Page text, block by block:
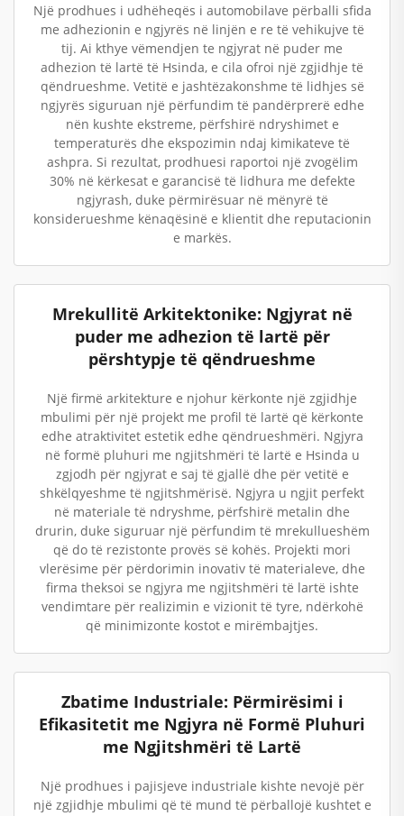
Një prodhues i udhëheqës i automobilave përballi sfida
me adhezionin e ngjyrës në linjën e re të vehikujve të
tij. Ai kthye vëmendjen te ngjyrat në puder me
adhezion të lartë të Hsinda, e cila ofroi një zgjidhje të
qëndrueshme. Vetitë e jashtëzakonshme të lidhjes së
ngjyrës siguruan një përfundim të pandërprerë edhe
nën kushte ekstreme, përfshirë ndryshimet e
temperaturës dhe ekspozimin ndaj kimikateve të
ashpra. Si rezultat, prodhuesi raportoi një zvogëlim
30% në kërkesat e garancisë të lidhura me defekte
ngjyrash, duke përmirësuar në mënyrë të
konsiderueshme kënaqësinë e klientit dhe reputacionin
e markës.
Mrekullitë Arkitektonike: Ngjyrat në
puder me adhezion të lartë për
përshtypje të qëndrueshme
Një firmë arkitekture e njohur kërkonte një zgjidhje
mbulimi për një projekt me profil të lartë që kërkonte
edhe atraktivitet estetik edhe qëndrueshmëri. Ngjyra
në formë pluhuri me ngjitshmëri të lartë e Hsinda u
zgjodh për ngjyrat e saj të gjallë dhe për vetitë e
shkëlqyeshme të ngjitshmërisë. Ngjyra u ngjit perfekt
në materiale të ndryshme, përfshirë metalin dhe
drurin, duke siguruar një përfundim të mrekullueshëm
që do të rezistonte provës së kohës. Projekti mori
vlerësime për përdorimin inovativ të materialeve, dhe
firma theksoi se ngjyra me ngjitshmëri të lartë ishte
vendimtare për realizimin e vizionit të tyre, ndërkohë
që minimizonte kostot e mirëmbajtjes.
Zbatime Industriale: Përmirësimi i
Efikasitetit me Ngjyra në Formë Pluhuri
me Ngjitshmëri të Lartë
Një prodhues i pajisjeve industriale kishte nevojë për
një zgjidhje mbulimi që të mund të përballojë kushtet e